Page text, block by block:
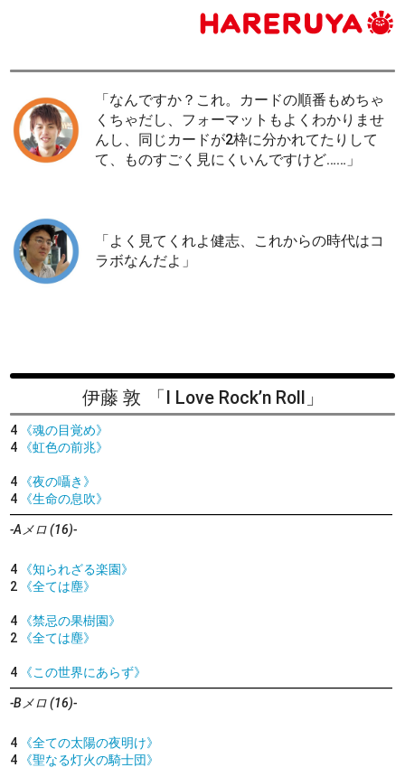
「なんですか？これ。カードの順番もめちゃ
くちゃだし、フォーマットもよくわかりませ
んし、同じカードが2枠に分かれてたりして
て、ものすごく見にくいんですけど……」
「よく見てくれよ健志、これからの時代はコ
ラボなんだよ」
伊藤 敦 「I Love Rock’n Roll」
4
《魂の目覚め》
4
《虹色の前兆》
4
《夜の囁き》
4
《生命の息吹》
-Aメロ (16)-
4
《知られざる楽園》
2
《全ては塵》
4
《禁忌の果樹園》
2
《全ては塵》
4 《この世界にあらず》
-Bメロ (16)-
4
《全ての太陽の夜明け》
4
《聖なる灯火の騎士団》